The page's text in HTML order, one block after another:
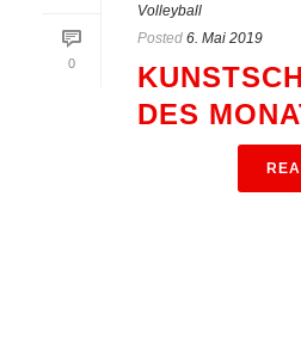
0
Volleyball
Posted 6. Mai 2019
DES